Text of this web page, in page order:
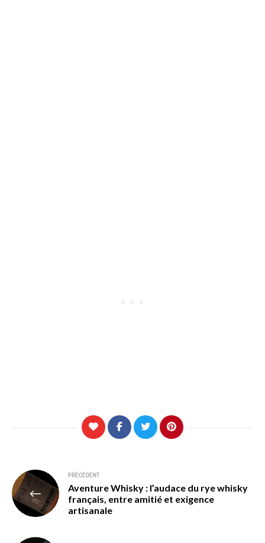
Navigation
de
l’article
PRÉCÉDENT
Aventure Whisky : l’audace du rye whisky
français, entre amitié et exigence
artisanale